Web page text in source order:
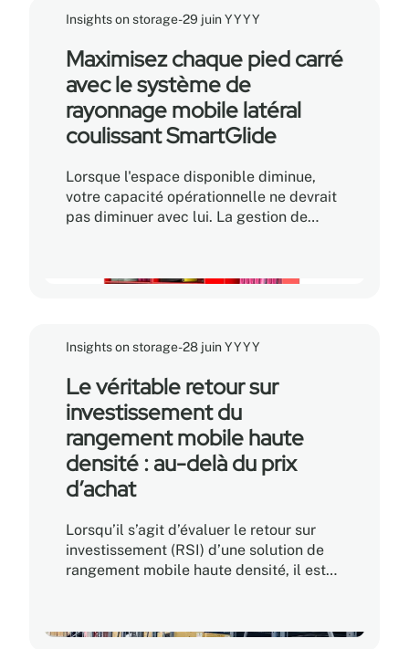
numérique. Pour les gestionnaires de
bibliothèques et les responsables des
installations, cette évolution soulève un
défi bien réel : comment agrandir les
espaces destinés aux activités
communautaires sans compromettre
l'intégrité des collections physiques?
Insights on storage-29 juin YYYY
Maximisez chaque pied carré
avec le système de
rayonnage mobile latéral
coulissant SmartGlide
Lorsque l'espace disponible diminue,
votre capacité opérationnelle ne devrait
pas diminuer avec lui. La gestion de
spécialisés et d'inventaire essentiel dans
plus assez de place. Le problème n'est
généralement pas le manque de
superficie, mais la façon dont l'espace
est aménagé et utilisé.
Insights on storage-28 juin YYYY
Le véritable retour sur
investissement du
rangement mobile haute
densité : au-delà du prix
d’achat
Lorsqu’il s’agit d’évaluer le retour sur
investissement (RSI) d’une solution de
rangement mobile haute densité, il est
vers la rentabilité. En réalité, le véritable